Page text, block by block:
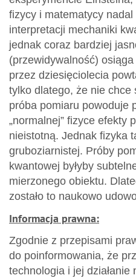
fizycy i matematycy
interpretacji mechaniki
jednak coraz bardziej
(przewidywalność)
przez dziesięciolecia
tylko dlatego, że nie
próba pomiaru powoduje
„normalnej” fizyce efekty
nieistotną. Jednak fizyka
gruboziarnistej. Próby
kwantowej byłyby
mierzonego obiektu.
zostało to naukowo
Informacja prawna:
Zgodnie z przepisami
do poinformowania, że
technologia i jej działanie